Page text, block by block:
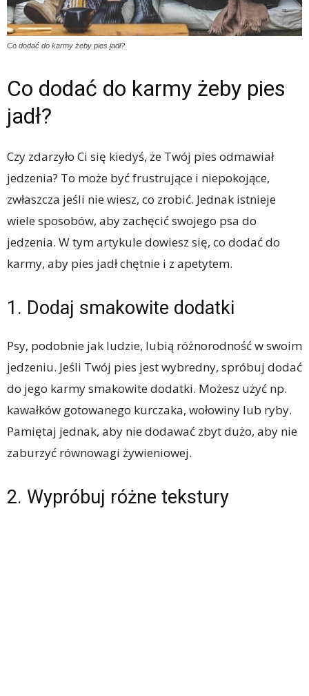
Co dodać do karmy żeby pies jadł?
Co dodać do karmy żeby pies
jadł?
Czy zdarzyło Ci się kiedyś, że Twój pies odmawiał
jedzenia? To może być frustrujące i niepokojące,
zwłaszcza jeśli nie wiesz, co zrobić. Jednak istnieje
wiele sposobów, aby zachęcić swojego psa do
jedzenia. W tym artykule dowiesz się, co dodać do
karmy, aby pies jadł chętnie i z apetytem.
1. Dodaj smakowite dodatki
Psy, podobnie jak ludzie, lubią różnorodność w swoim
jedzeniu. Jeśli Twój pies jest wybredny, spróbuj dodać
do jego karmy smakowite dodatki. Możesz użyć np.
kawałków gotowanego kurczaka, wołowiny lub ryby.
Pamiętaj jednak, aby nie dodawać zbyt dużo, aby nie
zaburzyć równowagi żywieniowej.
2. Wypróbuj różne tekstury